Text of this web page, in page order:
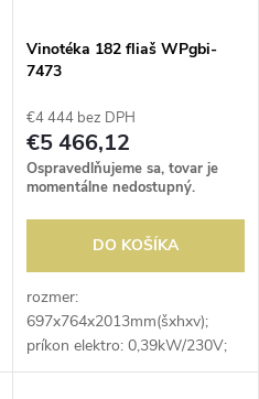
Vinotéka 182 fliaš WPgbi-
7473
€4 444 bez DPH
€5 466,12
Ospravedlňujeme sa, tovar je
momentálne nedostupný.
DO KOŠÍKA
rozmer:
697x764x2013mm(šxhxv);
príkon elektro: 0,39kW/230V;
objem: 561 l; kapacita fliaš: